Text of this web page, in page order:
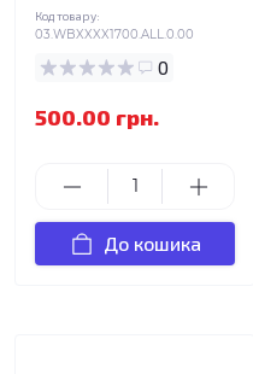
Код товару:
03.WBXXXX1700.ALL.0.00
0
500.00 грн.
До кошика